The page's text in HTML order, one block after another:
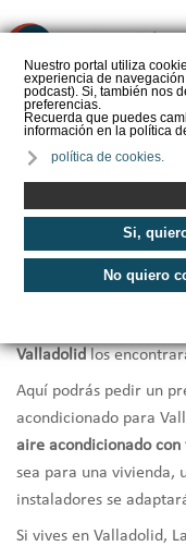
Nuestro portal utiliza
experiencia de
podcast). Si, también nos
preferencias.
Recuerda que puedes
información en la política
política de cookies.
Si,
No quiero
Inicio
Instaladores
en
Valladolidlos
Aquí podrás pedir un
acondicionado para
aire acondicionado con
sea para una vivienda,
instaladores se
Si vives en Valladolid,